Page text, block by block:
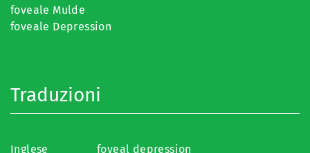
foveale Mulde
foveale Depression
Traduzioni
Inglese foveal depression